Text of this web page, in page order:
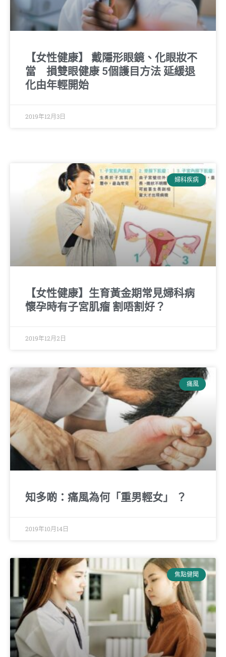
【女性健康】 戴隱形眼鏡、化眼妝不
當 損雙眼健康 5個護目方法 延緩退
化由年輕開始
2019年12月3日
婦科疾病
【女性健康】生育黃金期常見婦科病
懷孕時有子宮肌瘤 割唔割好？
2019年12月2日
痛風
知多啲：痛風為何「重男輕女」 ？
2019年10月14日
焦點健聞